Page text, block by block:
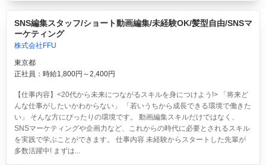
SNS編集スタッフ/ショート動画編集/未経験OK/髪型自由/SNSマ
ーケティング
株式会社FFU
東京都
正社員：時給1,800円～2,400円
【仕事内容】<20代から未来につながるスキルを身につけよう!> 「将来ど
んな仕事がしたいかわからない」 「若いうちから成長できる環境で働きた
い」 そんな方にぴったりの環境です。 動画編集スキルだけではなく、
SNSマーケティングや企画力など、これからの時代に必要とされるスキル
を実践で学ぶことができます。 仕事内容 未経験からスタートした先輩が
多数活躍中! まずは...